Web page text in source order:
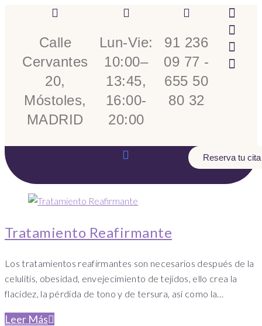
Calle
Cervantes
20,
Móstoles,
MADRID
Lun-Vie:
10:00–
13:45,
16:00-
20:00
91 236
09 77 -
655 50
80 32
Reserva tu cita
Tratamiento Reafirmante
Los tratamientos reafirmantes son necesarios después de la
celulitis, obesidad, envejecimiento de tejidos, ello crea la
flacidez, la pérdida de tono y de tersura, así como la…
Leer Más